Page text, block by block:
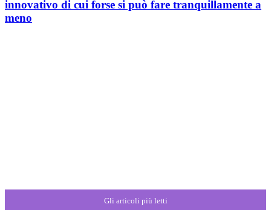
innovativo di cui forse si può fare tranquillamente a
meno
Gli articoli più letti